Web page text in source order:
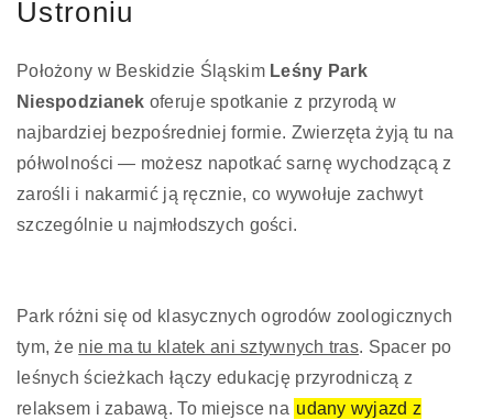
Ustroniu
Położony w Beskidzie Śląskim Leśny Park
Niespodzianek oferuje spotkanie z przyrodą w
najbardziej bezpośredniej formie. Zwierzęta żyją tu na
półwolności — możesz napotkać sarnę wychodzącą z
zarośli i nakarmić ją ręcznie, co wywołuje zachwyt
szczególnie u najmłodszych gości.
Park różni się od klasycznych ogrodów zoologicznych
tym, że nie ma tu klatek ani sztywnych tras. Spacer po
leśnych ścieżkach łączy edukację przyrodniczą z
relaksem i zabawą. To miejsce na udany wyjazd z